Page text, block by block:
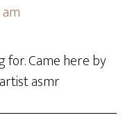
for. Came here by
asmr